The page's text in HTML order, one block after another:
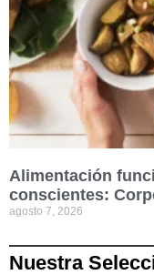
Alimentación
conscientes:
agosto 7, 2026
Nuestra